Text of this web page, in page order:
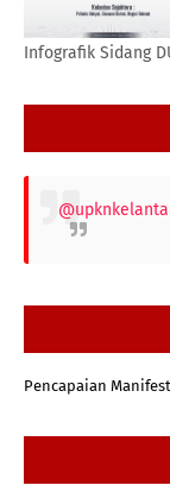
Infografik Sidang
Pencapaian